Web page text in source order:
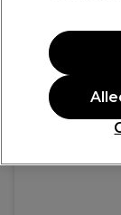
PROMOTIE